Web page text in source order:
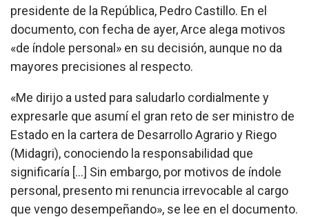
presidente de la República, Pedro Castillo. En el
documento, con fecha de ayer, Arce alega motivos
«de índole personal» en su decisión, aunque no da
mayores precisiones al respecto.
«Me dirijo a usted para saludarlo cordialmente y
expresarle que asumí el gran reto de ser ministro de
Estado en la cartera de Desarrollo Agrario y Riego
(Midagri), conociendo la responsabilidad que
significaría […] Sin embargo, por motivos de índole
personal, presento mi renuncia irrevocable al cargo
que vengo desempeñando», se lee en el documento.